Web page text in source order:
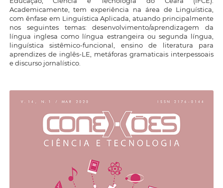
Academicamente, tem experiência na área de Linguística,
com ênfase em Linguística Aplicada, atuando principalmente
nos seguintes temas: desenvolvimento/aprendizagem da
língua inglesa como língua estrangeira ou segunda língua,
linguística sistêmico-funcional, ensino de literatura para
aprendizes de inglês-LE, metáforas gramaticais interpessoais
e discurso jornalístico.